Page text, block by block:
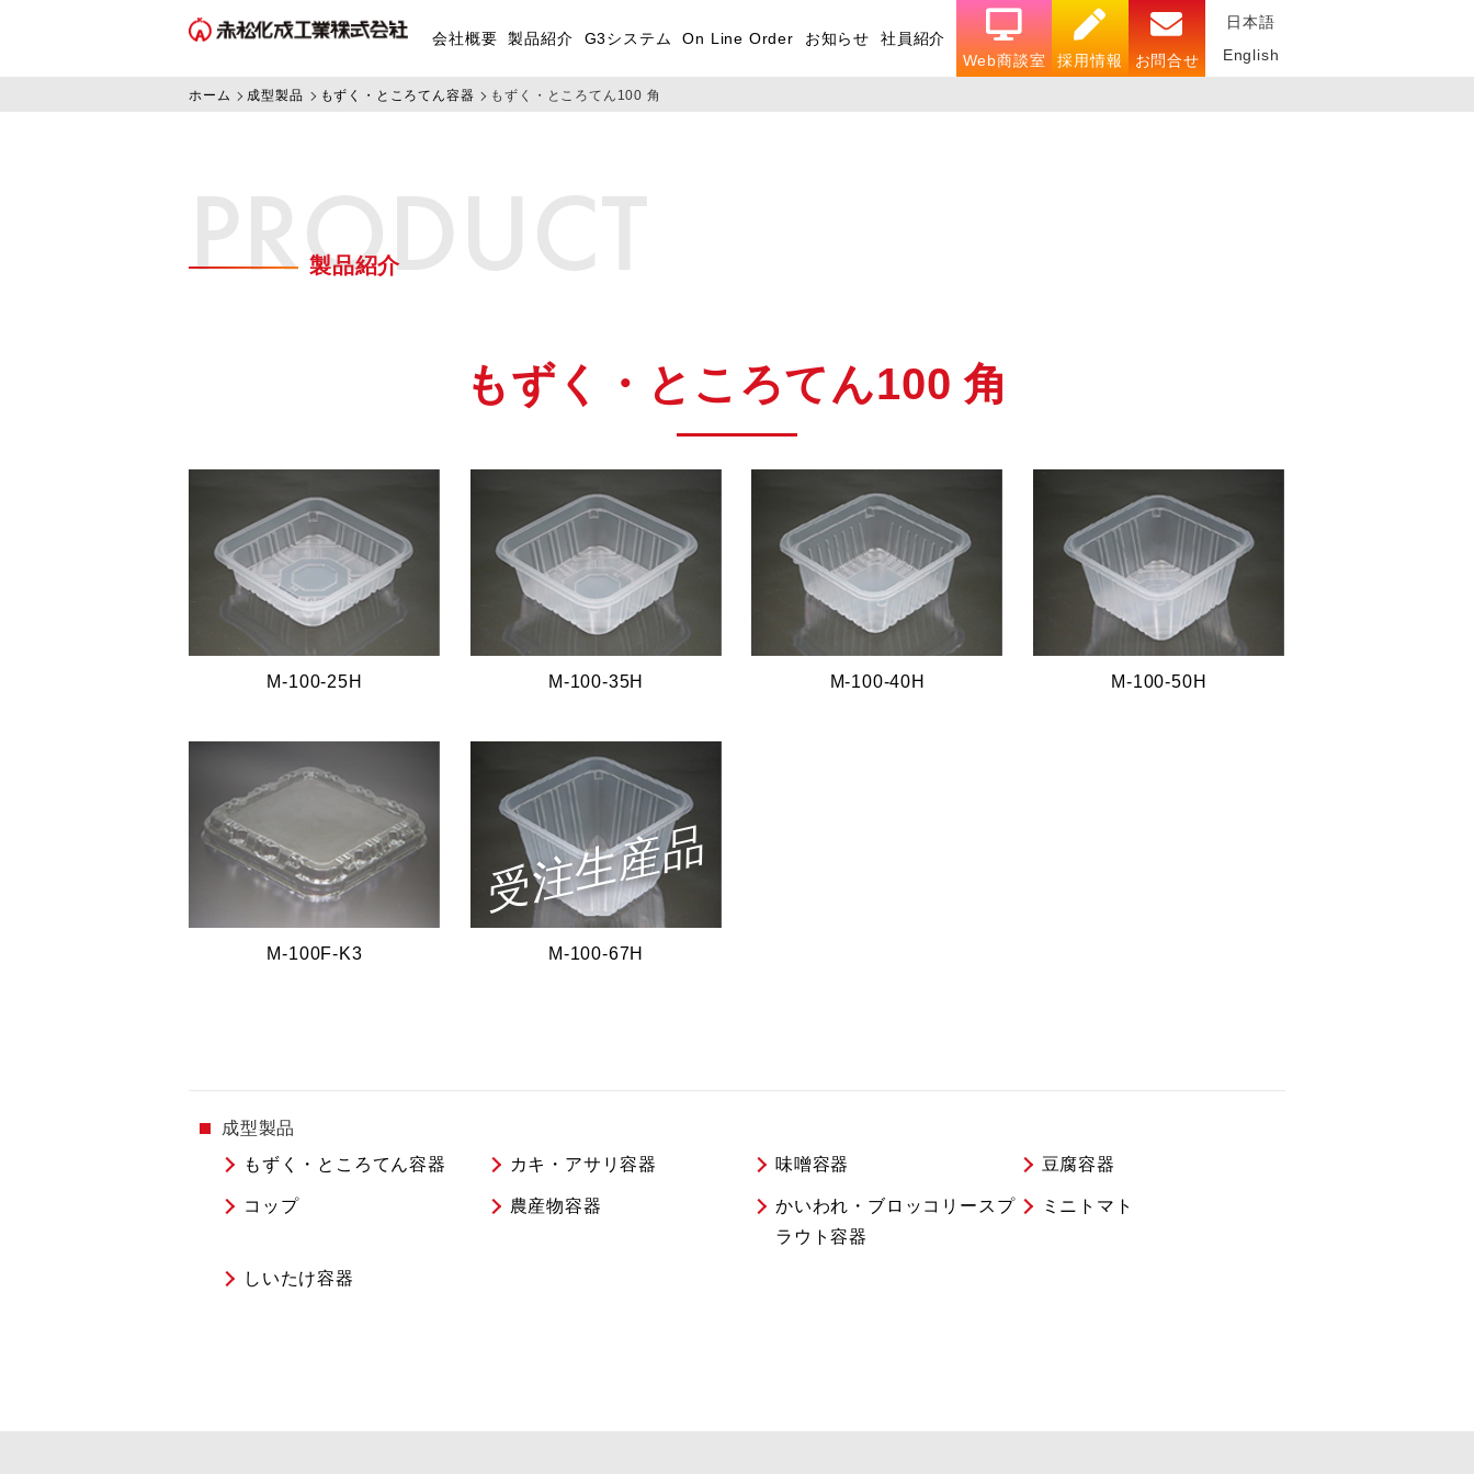
会社概要 製品紹介 G3システム On Line Order お知らせ
社員紹介
Web商談室
採用情報 お問合せ
日本語
English
ホーム 成型製品 もずく・ところてん容器 もずく・ところてん100 角
PRODUCT
製品紹介
もずく・ところてん100 角
M-100-25H M-100-35H M-100-40H M-100-50H
M-100F-K3
受注生産品
M-100-67H
成型製品
もずく・ところてん容器
カキ・アサリ容器 味噌容器 豆腐容器
コップ 農産物容器
かいわれ・ブロッコリースプ
ラウト容器
ミニトマト
しいたけ容器